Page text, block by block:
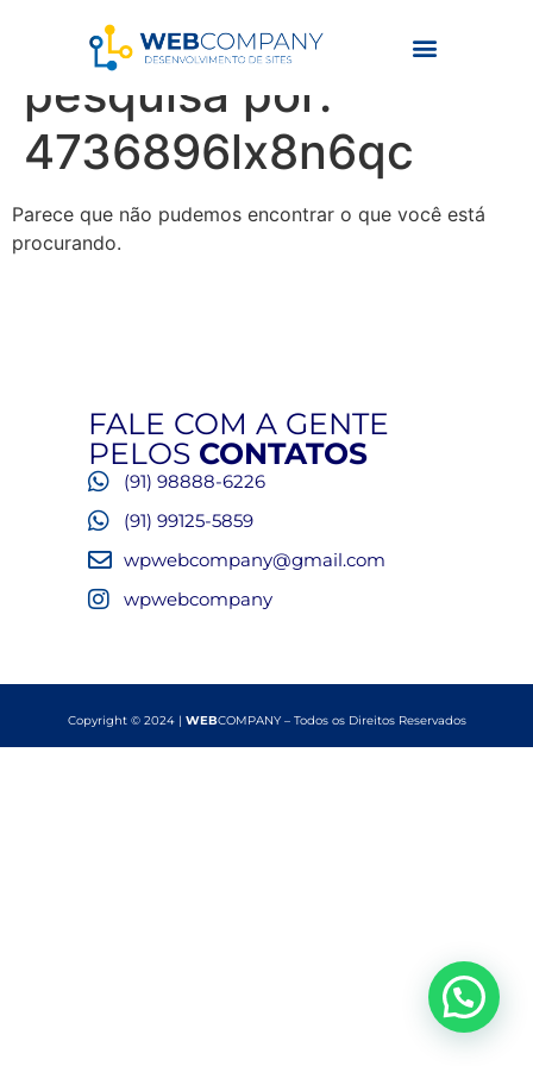
Resultados da
pesquisa por:
4736896lx8n6qc
Parece que não pudemos encontrar o que você está
procurando.
FALE COM A GENTE
PELOS CONTATOS
(91) 98888-6226
(91) 99125-5859
wpwebcompany@gmail.com
wpwebcompany
Copyright © 2024 | WEBCOMPANY – Todos os Direitos Reservados